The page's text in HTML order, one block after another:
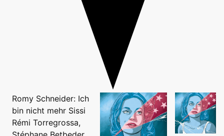
Romy Schneider: Ich
bin nicht mehr Sissi
Rémi Torregrossa,